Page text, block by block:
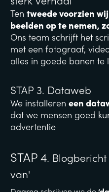
sterk verhaal
Ten tweede voorzien
beelden op te nemen,
Ons team schrijft het
met een fotograaf,
alles in goede banen te
STAP 3. Dataweb
We installeren een
dat we mensen goed
advertentie
STAP 4.
van'